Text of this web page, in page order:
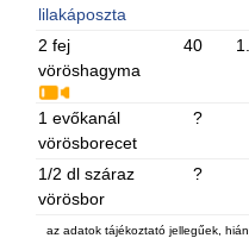
lilakáposzta
2 fej
vöröshagyma
40
1 evőkanál
vörösborecet
?
1/2 dl száraz
vörösbor
?
az adatok tájékoztató jellegűek,